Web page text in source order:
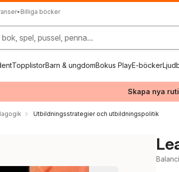
• Billiga böcker
spel, pussel, penna...
TopplistorBarn & ungdomBokus PlayE-böcker
Skapa nya
Utbildningsstrategier och utbildningspolitik